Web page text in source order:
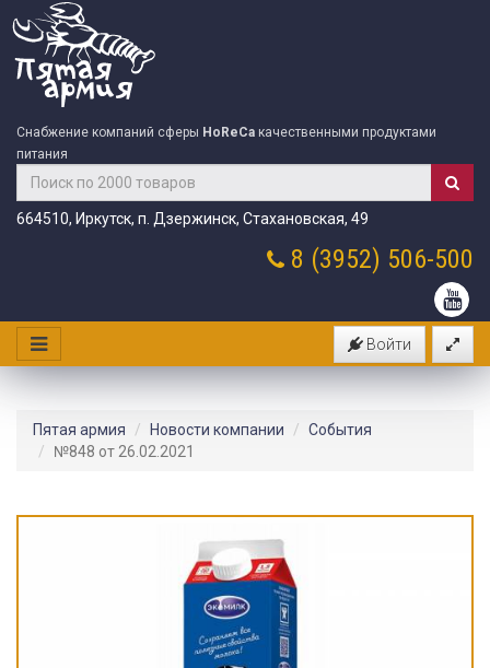
Снабжение компаний сферы HoReCa качественными продуктами
питания
664510, Иркутск, п. Дзержинск, Стахановская, 49
8 (3952) 506-500
Войти
Пятая армия Новости компании
События
№848 от 26.02.2021